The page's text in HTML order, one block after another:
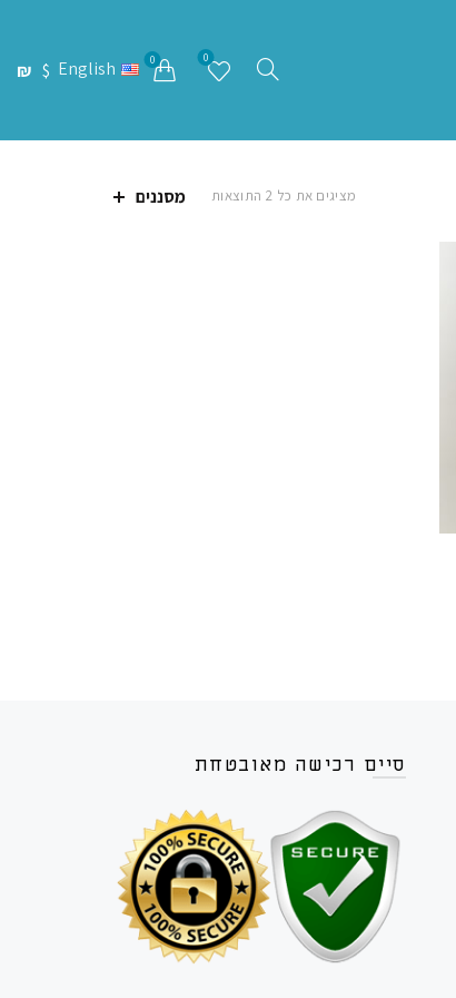
0
0
$
₪ English
מציגים את כל ⁦2⁩ התוצאות
ממויןמסננים
סיים רכישה מאובטחת